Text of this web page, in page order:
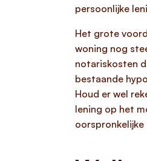
persoonlijke
Het grote
woning nog
notariskosten
bestaande
Houd er wel
lening op het
oorspronkelijke